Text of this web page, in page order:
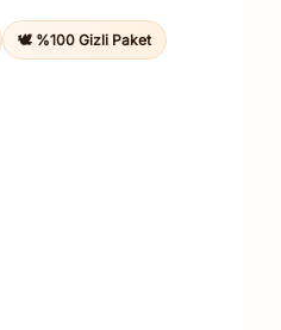
🕊️ %100 Gizli Paket